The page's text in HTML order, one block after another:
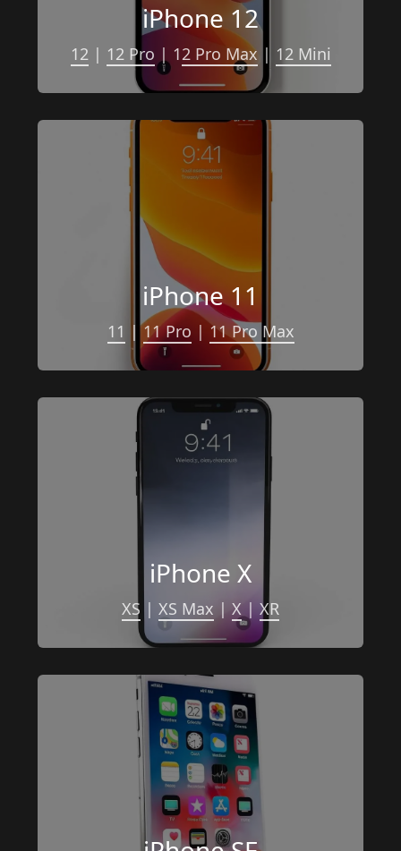
iPhone 12
12 | 12 Pro | 12 Pro Max | 12 Mini
iPhone 11
11 | 11 Pro | 11 Pro Max
iPhone X
XS | XS Max | X | XR